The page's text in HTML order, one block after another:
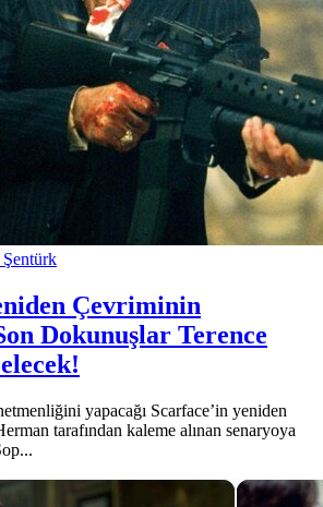
Çevriminin
Dokunuşlar Terence
yapacağı Scarface’in yeniden
tarafından kaleme alınan senaryoya